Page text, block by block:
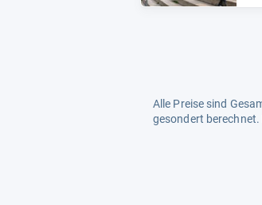
Alle Preise sind
gesondert berechnet.